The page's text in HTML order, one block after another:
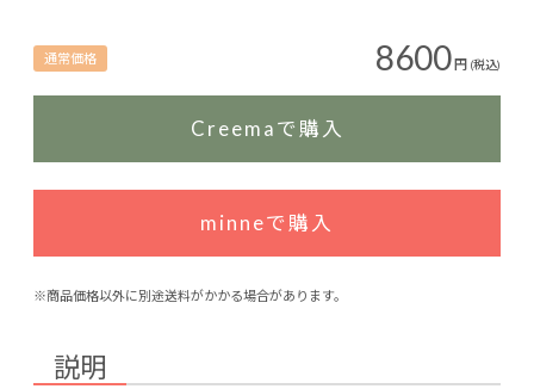
通常価格 8600円 (税込)
Creemaで購入
minneで購入
※商品価格以外に別途送料がかかる場合があります。
説明